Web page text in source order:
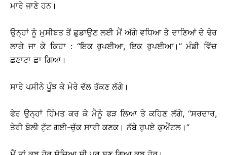
ਮਾਰੇ ਜਾਣੇ ਹਨ।
ਉਨ੍ਹਾਂ ਨੂੰ ਮੁਸੀਬਤ ਤੋਂ ਛੁਡਾਉਣ ਲਈ ਮੈਂ ਅੱਗੇ ਵਧਿਆ ਤੇ ਦਾਣਿਆਂ ਦੇ ਢੇਰ
ਲਾਗੇ ਜਾ ਕੇ ਕਿਹਾ : ‘‘ਇਕ ਰੁਪਈਆ, ਇਕ ਰੁਪਈਆ।’’ ਮੰਡੀ ਵਿੱਚ
ਛਣਾਟਾ ਛਾ ਗਿਆ।
ਸਾਰੇ ਪਸੀਨੇ ਪੂੰਝ ਕੇ ਮੇਰੇ ਵੱਲ ਤੱਕਣ ਲੱਗੇ।
ਫੇਰ ਉਨ੍ਹਾਂ ਹਿੰਮਤ ਕਰ ਕੇ ਮੈਨੂੰ ਫੜ ਲਿਆ ਤੇ ਕਹਿਣ ਲੱਗੇ, ‘‘ਸਰਦਾਰ,
ਤੇਰੀ ਬੋਲੀ ਟੁੱਟ ਗਈ-ਚੁੱਕ ਸਾਰੀ ਕਣਕ। ਨੱਬੇ ਰੁਪਏ ਕੁਐਂਟਲ।’’